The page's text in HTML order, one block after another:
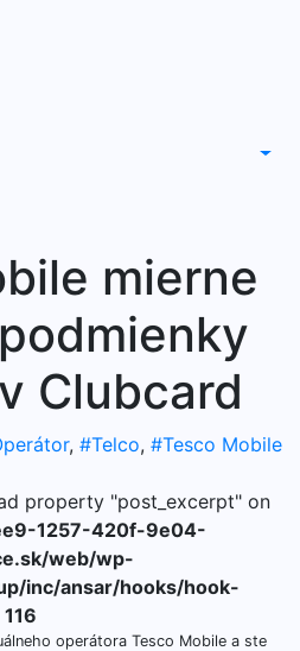
mierne
Clubcard
, #Telco, #Tesco Mobile
property "post_excerpt" on
1257-420f-9e04-
web/wp-
inc/ansar/hooks/hook-
116
operátora Tesco Mobile a ste